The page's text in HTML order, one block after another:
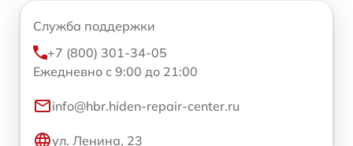
Служба поддержки
+7 (800) 301-34-05
Ежедневно с 9:00 до 21:00
info@hbr.hiden-repair-center.ru
ул. Ленина, 23